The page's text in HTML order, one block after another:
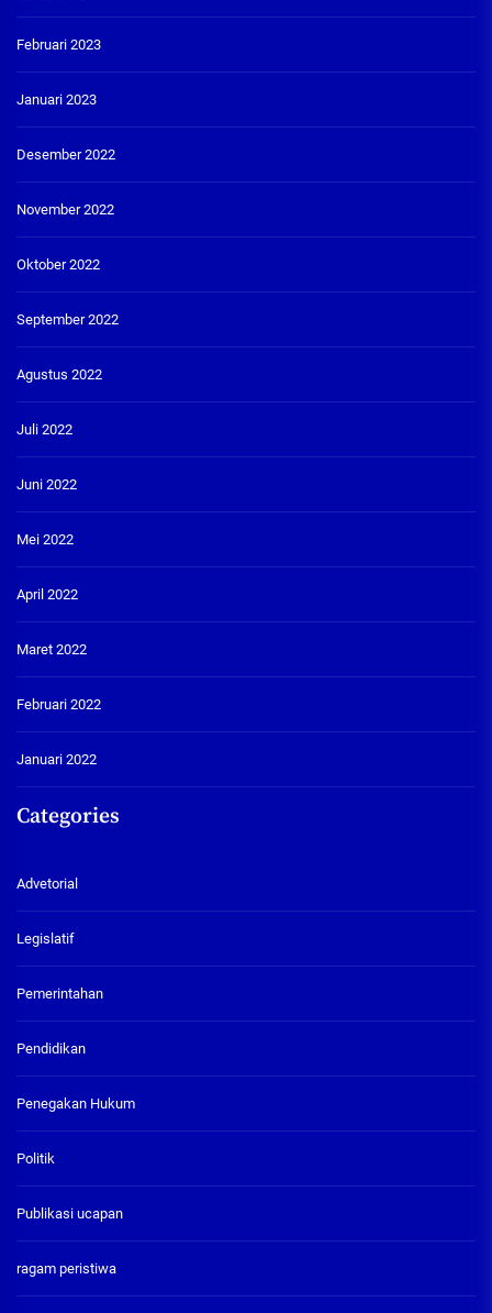
Februari 2023
Januari 2023
Desember 2022
November 2022
Oktober 2022
September 2022
Agustus 2022
Juli 2022
Juni 2022
Mei 2022
April 2022
Maret 2022
Februari 2022
Januari 2022
Categories
Advetorial
Legislatif
Pemerintahan
Pendidikan
Penegakan Hukum
Politik
Publikasi ucapan
ragam peristiwa